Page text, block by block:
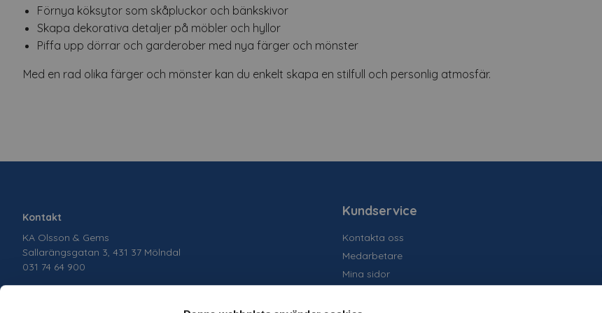
Förnya köksytor som skåpluckor och bänkskivor
Skapa dekorativa detaljer på möbler och hyllor
Piffa upp dörrar och garderober med nya färger och mönster
Med en rad olika färger och mönster kan du enkelt skapa en stilfull och personlig atmosfär.
Kontakt
KA Olsson & Gems
Sallarängsgatan 3, 431 37 Mölndal
031 74 64 900
Kundservice
Kontakta oss
Medarbetare
Mina sidor
Allmänna villkor